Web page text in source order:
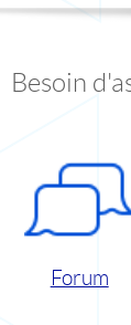
Besoin
Forum